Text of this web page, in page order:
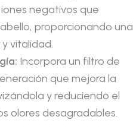
negativos que
proporcionando una
vitalidad.
Incorpora un filtro de
que mejora la
y reduciendo el
olores desagradables.